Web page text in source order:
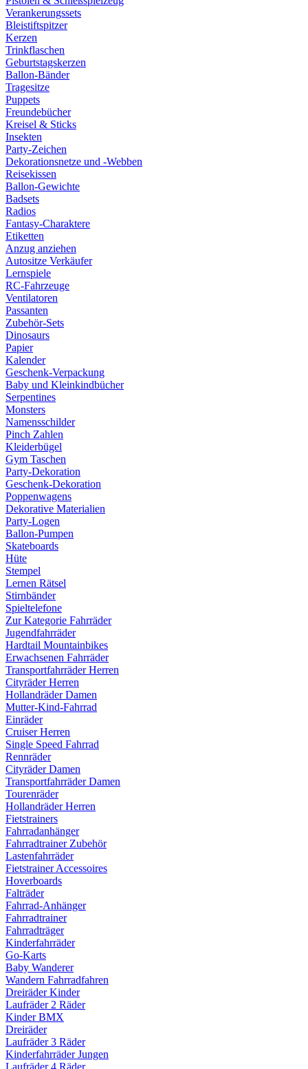
Verankerungssets
Bleistiftspitzer
Kerzen
Trinkflaschen
Geburtstagskerzen
Ballon-Bänder
Tragesitze
Puppets
Freundebücher
Kreisel & Sticks
Insekten
Party-Zeichen
Dekorationsnetze und -Webben
Reisekissen
Ballon-Gewichte
Badsets
Radios
Fantasy-Charaktere
Etiketten
Anzug anziehen
Autositze Verkäufer
Lernspiele
RC-Fahrzeuge
Ventilatoren
Passanten
Zubehör-Sets
Dinosaurs
Papier
Kalender
Geschenk-Verpackung
Baby und Kleinkindbücher
Serpentines
Monsters
Namensschilder
Pinch Zahlen
Kleiderbügel
Gym Taschen
Party-Dekoration
Geschenk-Dekoration
Poppenwagens
Dekorative Materialien
Party-Logen
Ballon-Pumpen
Skateboards
Hüte
Stempel
Lernen Rätsel
Stirnbänder
Spieltelefone
Zur Kategorie Fahrräder
Jugendfahrräder
Hardtail Mountainbikes
Erwachsenen Fahrräder
Transportfahrräder Herren
Cityräder Herren
Hollandräder Damen
Mutter-Kind-Fahrrad
Einräder
Cruiser Herren
Single Speed Fahrrad
Rennräder
Cityräder Damen
Transportfahrräder Damen
Tourenräder
Hollandräder Herren
Fietstrainers
Fahrradanhänger
Fahrradtrainer Zubehör
Lastenfahrräder
Fietstrainer Accessoires
Hoverboards
Falträder
Fahrrad-Anhänger
Fahrradtrainer
Fahrradträger
Kinderfahrräder
Go-Karts
Baby Wanderer
Wandern Fahrradfahren
Dreiräder Kinder
Laufräder 2 Räder
Kinder BMX
Dreiräder
Laufräder 3 Räder
Kinderfahrräder Jungen
Laufräder 4 Räder